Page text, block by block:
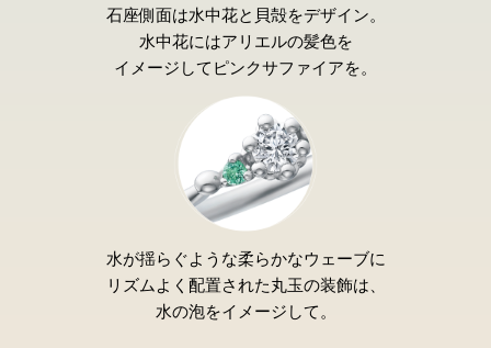
石座側面は水中花と 貝殻をデザイン。
水中花にはアリエルの髪色を
イメージして ピンクサファイアを。
水が揺らぐような柔らかなウェーブに
リズムよく配置された丸玉の装飾は、
水の泡をイメージして。